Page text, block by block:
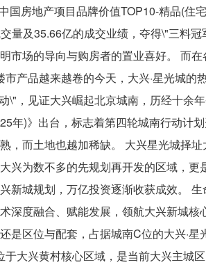
国房地产项目品牌价值TOP10-精品(住
量及35.66亿的成交业绩，夺得\"三料
市场的导向与购房者的置业喜好。 而
产品越来越卷的今天，大兴·星光城
\"，见证大兴崛起北京城南，历经十余
年)》出台，标志着第四轮城南行动计
，而土地也越加稀缺。 大兴星光城择
兴为数不多的先规划再开发的区域，
新城规划，万亿投资逐渐收获成效。
深度融合、赋能发展，领航大兴新城
是区位与配套，占据城南C位的大兴·
于大兴黄村核心区域，是当前大兴主